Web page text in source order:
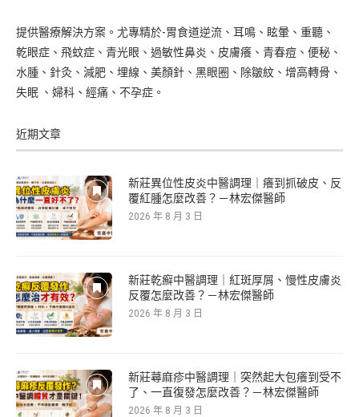
提供醫療解決方案。尤專精於-胃食道逆流、耳鳴、眩暈、重聽、
乾眼症、飛蚊症、青光眼、過敏性鼻炎、皮膚癢、青春痘、便秘、
水腫、針灸、減肥、埋線、美顏針、黑眼圈、除皺紋、增高轉骨、
失眠 、婦科、經痛、不孕症。
近期文章
新莊異位性皮炎中醫調理｜癢到抓破皮、反
覆紅腫怎麼改善？－林宏傑醫師
2026 年 8 月 3 日
新莊乾癬中醫調理｜紅斑厚屑、慢性皮膚炎
反覆怎麼改善？－林宏傑醫師
2026 年 8 月 3 日
新莊蕁麻疹中醫調理｜突然起大包癢到受不
了、一直復發怎麼改善？－林宏傑醫師
2026 年 8 月 3 日